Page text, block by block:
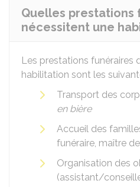
Quelles prestations
nécessitent une
Les prestations funéraires
habilitation sont les
Transport des
en bière
Accueil des
funéraire, maître
Organisation des
(assistant/